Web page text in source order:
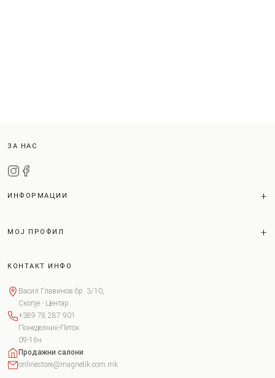
ЗА НАС
ИНФОРМАЦИИ
МОЈ ПРОФИЛ
КОНТАКТ ИНФО
Васил Главинов бр. 3/10,
Скопје - Центар
+389 78 287 901
Понеделник-Петок
09-16ч
Продажни салони
onlinestore@magnetik.com.mk